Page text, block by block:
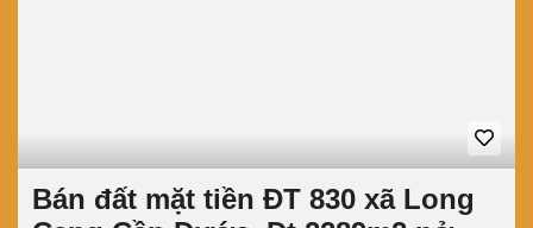
Bán đất mặt tiền ĐT 830 xã Long